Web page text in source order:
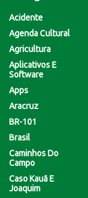
Acidente
Agenda Cultural
Agricultura
Aplicativos E
Software
Apps
Aracruz
BR-101
Brasil
Caminhos Do
Campo
Caso Kauã E
Joaquim